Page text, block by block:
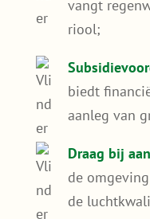
Bespaar op
sedumdak
zomer
koelen;
Bescherm je
levensduur